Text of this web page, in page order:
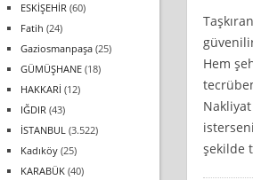
Hem
şekilde
ESKİŞEHİR (60)
Fatih (24)
Gaziosmanpaşa (25)
GÜMÜŞHANE (18)
HAKKARİ (12)
IĞDIR (43)
İSTANBUL (3.522)
Kadıköy (25)
KARABÜK (40)